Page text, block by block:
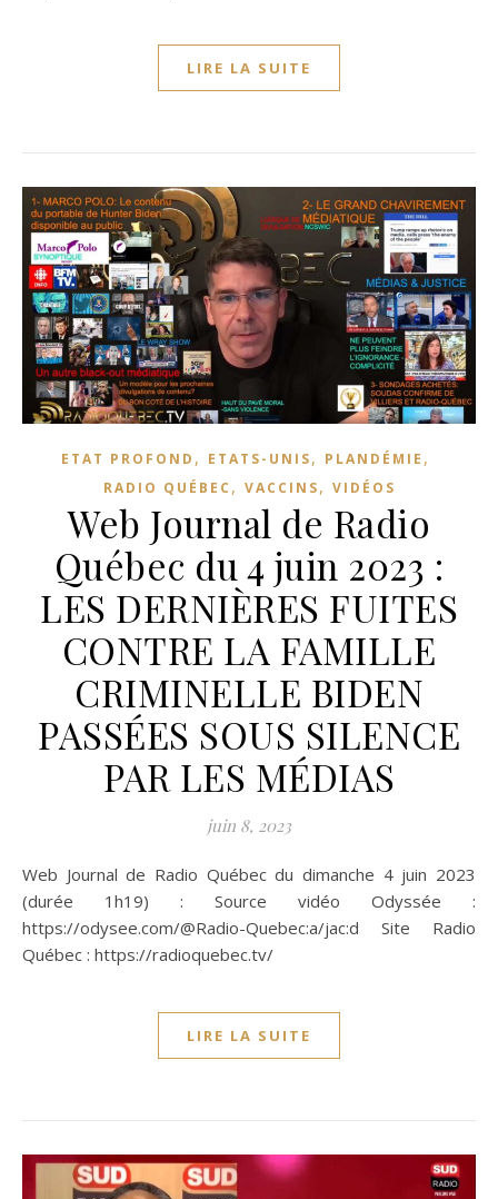
LIRE LA SUITE
ETAT PROFOND , ETATS-UNIS, PLANDÉMIE ,
RADIO QUÉBEC , VACCINS, VIDÉOS
Web Journal de Radio
Québec du 4 juin 2023 :
LES DERNIÈRES FUITES
CONTRE LA FAMILLE
CRIMINELLE BIDEN
PASSÉES SOUS SILENCE
PAR LES MÉDIAS
juin 8, 2023
Web Journal de Radio Québec du dimanche 4 juin 2023
(durée 1h19) : Source vidéo Odyssée :
https://odysee.com/@Radio-Quebec:a/jac:d Site Radio
Québec : https://radioquebec.tv/
LIRE LA SUITE